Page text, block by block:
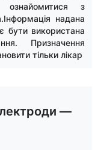
ознайомитися з
надана
бути використана
Призначення
тільки лікар
—